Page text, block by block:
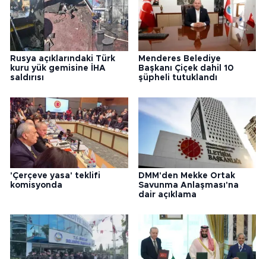
Rusya açıklarındaki Türk
kuru yük gemisine İHA
saldırısı
Menderes Belediye
Başkanı Çiçek dahil 10
şüpheli tutuklandı
'Çerçeve yasa' teklifi
komisyonda
DMM'den Mekke Ortak
Savunma Anlaşması'na
dair açıklama